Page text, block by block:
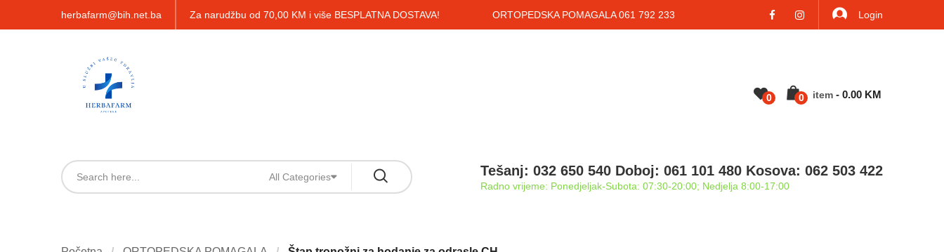
herbafarm@bih.net.ba Za narudžbu od 70,00 KM i više BESPLATNA DOSTAVA! ORTOPEDSKA POMAGALA 061 792 233 Login
0 0 Item - 0.00 KM
All Categories Tešanj: 032 650 540 Doboj: 061 101 480 Kosova: 062 503 422
Radno vrijeme: Ponedjeljak-Subota: 07:30-20:00; Nedjelja 8:00-17:00